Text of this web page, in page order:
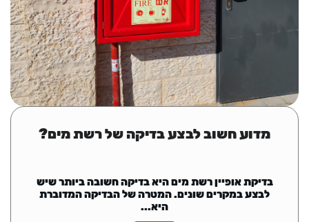
מדוע חשוב לבצע בדיקה של רשת מים?
בדיקת אופיין רשת מים היא בדיקה חשובה ביותר שיש
לבצע במקרים שונים. המטרה של הבדיקה המדוברת
היא...